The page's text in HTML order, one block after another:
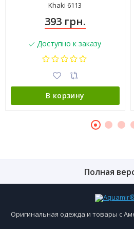
Khaki 6113
393 грн.
Доступно к заказу
В корзину
Полная
Оригинальная одежда и товары с